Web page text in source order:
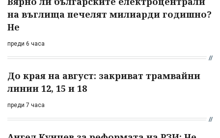
на въглища печелят милиарди годишно?
Не
преди 6 часа
До края на август: закриват трамвайни
линии 12, 15 и 18
преди 7 часа